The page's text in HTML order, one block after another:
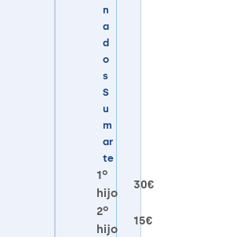
n
a
d
o
s
S
u
m
ar
te
1º
hijo
30€
2º
hijo
15€